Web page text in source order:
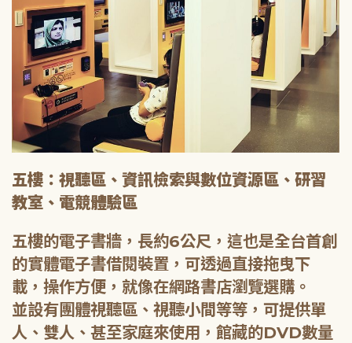
五樓：視聽區、資訊檢索與數位資源區、研習
教室、電競體驗區
五樓的電子書牆，長約6公尺，這也是全台首創
的實體電子書借閱裝置，可透過直接拖曳下
載，操作方便，就像在網路書店瀏覽選購。
並設有團體視聽區、視聽小間等等，可提供單
人、雙人、甚至家庭來使用，館藏的DVD數量